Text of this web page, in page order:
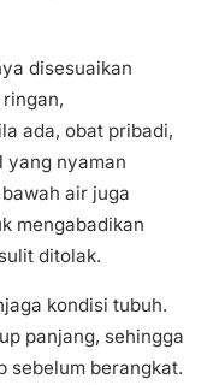
disesuaikan
ada, obat pribadi,
yang nyaman
air juga
mengabadikan
ditolak.
kondisi tubuh.
panjang, sehingga
sebelum berangkat.